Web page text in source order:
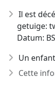
Il est
getuige:
Datum:
Un
Cette